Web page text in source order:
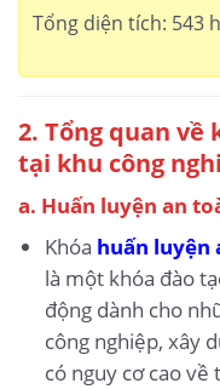
Tổng diện tích: 543
2. Tổng quan về
tại khu công
a. Huấn luyện an
Khóa huấn luyện
là một khóa đào
động dành cho
công nghiệp, xây
có nguy cơ cao về